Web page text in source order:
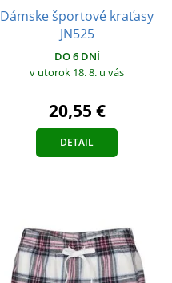
Dámske športové kraťasy
JN525
DO 6 DNÍ
v utorok 18. 8. u vás
20,55 €
DETAIL